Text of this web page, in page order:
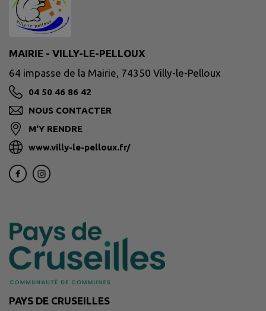
MAIRIE - VILLY-LE-PELLOUX
64 impasse de la Mairie, 74350 Villy-le-Pelloux
04 50 46 86 42
NOUS CONTACTER
M'Y RENDRE
www.villy-le-pelloux.fr/
PAYS DE CRUSEILLES